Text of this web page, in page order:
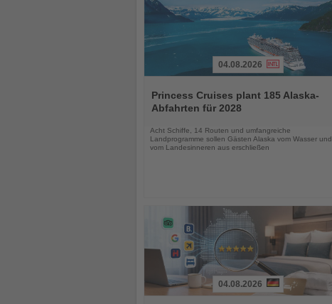
Sie
die
04.08.2026
Princess Cruises plant 185 Alaska-
Abfahrten für 2028
Acht Schiffe, 14 Routen und umfangreiche
Landprogramme sollen Gästen Alaska vom Wasser und
vom Landesinneren aus erschließen
04.08.2026